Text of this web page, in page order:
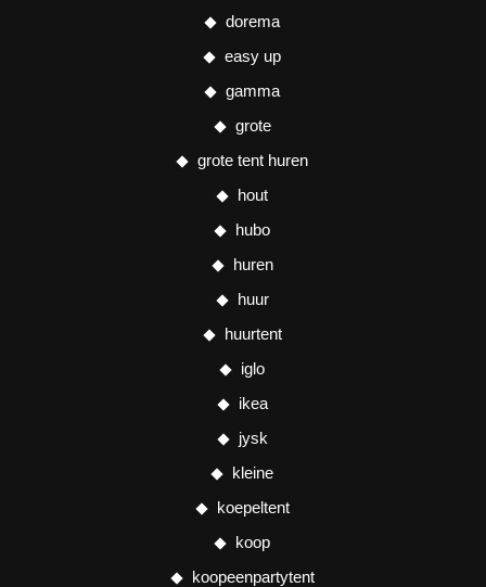
dorema
easy up
gamma
grote
grote tent huren
hout
hubo
huren
huur
huurtent
iglo
ikea
jysk
kleine
koepeltent
koop
koopeenpartytent